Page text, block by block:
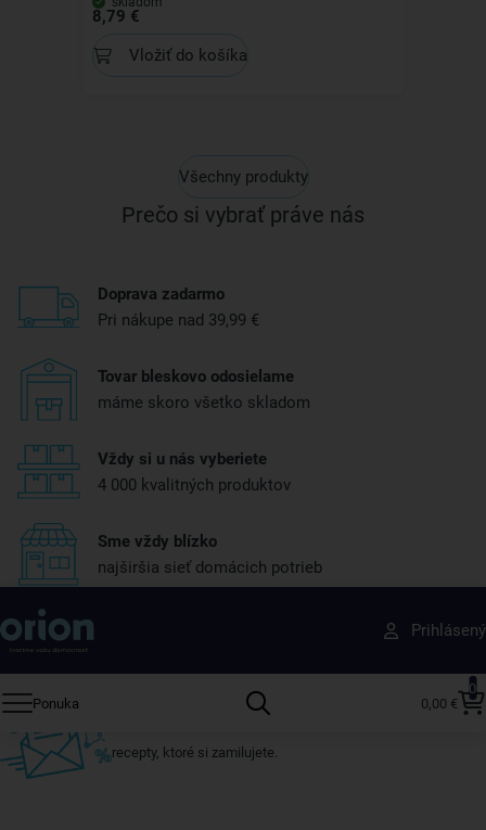
8,79 €
Vložiť do košíka
Všechny produkty
Prečo si vybrať práve nás
Doprava zadarmo
Pri nákupe nad 39,99 €
Tovar bleskovo odosielame
máme skoro všetko skladom
Vždy si u nás vyberiete
4 000 kvalitných produktov
Sme vždy blízko
najširšia sieť domácich potrieb
Prihlásený
Ponuka
0
0,00 €
Získajte rady, recepty a tipy na zľavy skôr ako
ktokoľvek iný
Prihláste sa k odberu nášho newslettera.
recepty, ktoré si zamilujete.